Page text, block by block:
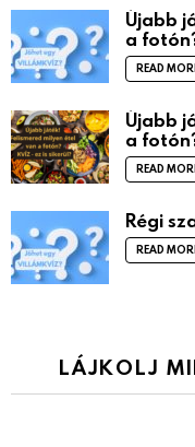
Újabb
a
READ
Újabb
a
READ
Régi
READ
LÁJKOLJ